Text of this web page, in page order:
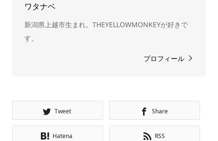
ワタナベ
新潟県上越市生まれ。THEYELLOWMONKEYが好きで
す。
プロフィール
Tweet Share
Hatena RSS